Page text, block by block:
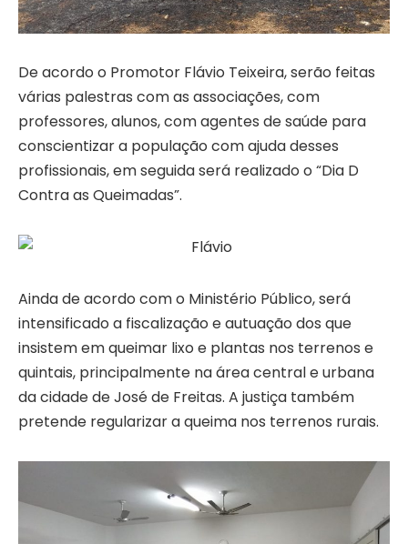
De acordo o Promotor Flávio Teixeira, serão feitas
várias palestras com as associações, com
professores, alunos, com agentes de saúde para
conscientizar a população com ajuda desses
profissionais, em seguida será realizado o “Dia D
Contra as Queimadas”.
Ainda de acordo com o Ministério Público, será
intensificado a fiscalização e autuação dos que
insistem em queimar lixo e plantas nos terrenos e
quintais, principalmente na área central e urbana
da cidade de José de Freitas. A justiça também
pretende regularizar a queima nos terrenos rurais.